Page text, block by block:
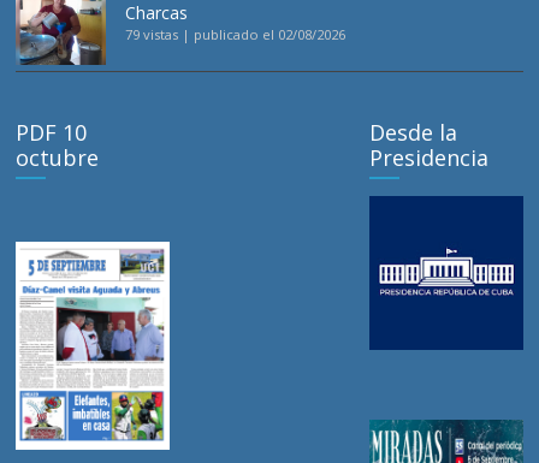
Charcas
79 vistas | publicado el 02/08/2026
PDF 10
octubre
Desde la
Presidencia